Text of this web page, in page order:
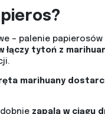
– palenie papierosów
łączy tytoń z
marihuany
zapala w ciągu